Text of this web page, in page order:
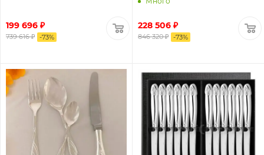
199 696 ₽
739 616 ₽ -73%
228 506 ₽
846 320 ₽ -73%